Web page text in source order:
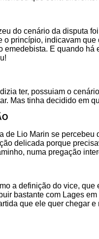
do cenário da disputa
o princípio, indicavam
E quando
ter, possuiam o
Mas tinha decidido em
de Lio Marin se
delicada porque
numa pregação
a definição do vice,
bastante com Lages
que ele quer chegar e